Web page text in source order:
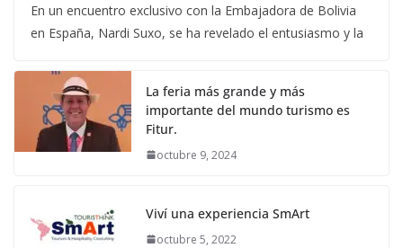
En un encuentro exclusivo con la Embajadora de Bolivia
en España, Nardi Suxo, se ha revelado el entusiasmo y la
La feria más grande y más
importante del mundo turismo es
Fitur.
octubre 9, 2024
Viví una experiencia SmArt
octubre 5, 2022